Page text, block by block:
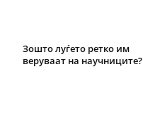
Зошто луѓето ретко им
веруваат на научниците?